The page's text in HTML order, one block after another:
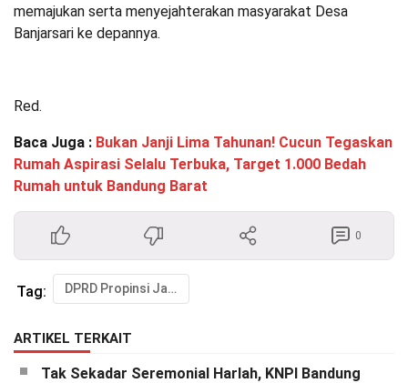
memajukan serta menyejahterakan masyarakat Desa
Banjarsari ke depannya.
Red.
Baca Juga : Bukan Janji Lima Tahunan! Cucun Tegaskan
Rumah Aspirasi Selalu Terbuka, Target 1.000 Bedah
Rumah untuk Bandung Barat
0
Tag: DPRD Propinsi Jabar
ARTIKEL TERKAIT
Tak Sekadar Seremonial Harlah, KNPI Bandung